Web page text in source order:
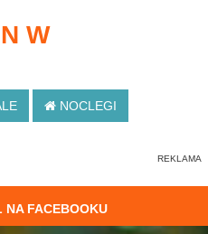
W
NOCLEGI
NA FACEBOOKU